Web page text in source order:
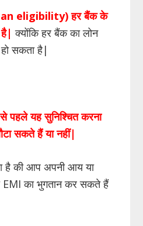
eligibility) हर बैंक के
क्योंकि हर बैंक का लोन
सकता है|
पहले यह सुनिश्चित करना
सकते हैं या नहीं|
है की आप अपनी आय या
EMI का भुगतान कर सकते हैं